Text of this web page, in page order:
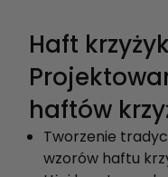
Haft
haftów
Tworzenie
wzorów haftu